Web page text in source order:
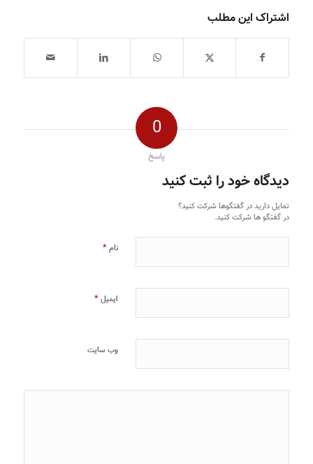
اشتراک این مطلب
0
پاسخ
دیدگاه خود را ثبت کنید
تمایل دارید در گفتگوها شرکت کنید؟
در گفتگو ها شرکت کنید.
نام*
ایمیل*
وب‌ سایت